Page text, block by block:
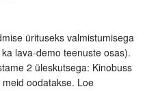
ürituseks valmistumisega
lava-demo teenuste osas).
2 üleskutsega: Kinobuss
oodatakse. Loe